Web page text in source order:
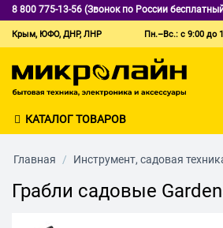
8 800 775-13-56 (Звонок по России
Крым, ЮФО, ДНР, ЛНР Пн.–Вс.: с 9:00 до
КАТАЛОГ ТОВАРОВ
Главная / Инструмент, садовая
Грабли садовые